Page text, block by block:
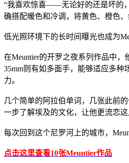
“我喜欢惊喜——无论好的还是坏的
确搭配暖色和冷调，将黄色、橙色
低光照环境下的长时间曝光也成为
在Meuntier的开罗之夜系列作品中，
35mm则有如多面手，能够适应多
力。
几个简单的阿拉伯单词，几张此前
一步了解埃及的文化，让他更流恋这
每次回到这个尼罗河上的城市，
点击这里查看10张Meuntier作品